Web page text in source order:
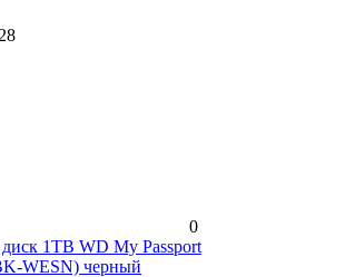
0
1TB WD My Passport
WESN) черный